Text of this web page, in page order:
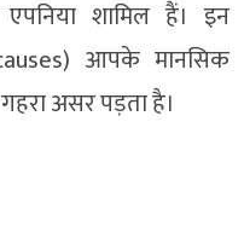
एपनिया शामिल हैं। इन
आपके मानसिक
असर पड़ता है।